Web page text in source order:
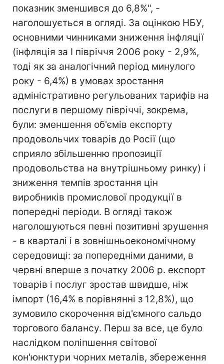
показник зменшився до 6,8%", -
наголошується в огляді. За оцінкою НБУ,
основними чинниками зниження інфляції
(інфляція за I півріччя 2006 року - 2,9%,
тоді як за аналогічний період минулого
року - 6,4%) в умовах зростання
адміністративно регульованих тарифів на
послуги в першому півріччі, зокрема,
були: зменшення об'ємів експорту
продовольчих товарів до Росії (що
сприяло збільшенню пропозиції
продовольства на внутрішньому ринку) і
зниження темпів зростання цін
виробників промислової продукції в
попередні періоди. В огляді також
наголошуються певні позитивні зрушення
- в кварталі і в зовнішньоекономічному
середовищі: за попередніми даними, в
червні вперше з початку 2006 р. експорт
товарів і послуг зростав швидше, ніж
імпорт (16,4% в порівнянні з 12,8%), що
зумовило скорочення від'ємного сальдо
торгового балансу. Перш за все, це було
наслідком поліпшення світової
кон'юнктури чорних металів, збереження